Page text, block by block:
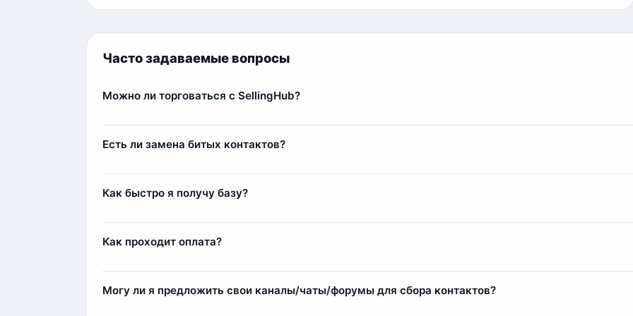
Часто задаваемые вопросы
Можно ли торговаться с SellingHub?
Самым любимым клиентам мы можем выдавать дополнительные контакты в качестве подарка.
Есть ли замена битых контактов?
контакты (заблокированные аккаунты или невалидные username), вы можете выбрать эти контакты и
компенсации мы добавим дополнительные контакты.
Как быстро я получу базу?
несколько минут.
Как проходит оплата?
Комиссия составляет 11%, например, при покупке базы за 1000 рублей вы платите 1110 рублей.
Могу ли я предложить свои каналы/чаты/форумы для сбора контактов?